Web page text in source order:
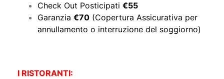
Check Out Posticipati €55
Garanzia €70 (Copertura Assicurativa per
annullamento o interruzione del soggiorno)
I RISTORANTI: